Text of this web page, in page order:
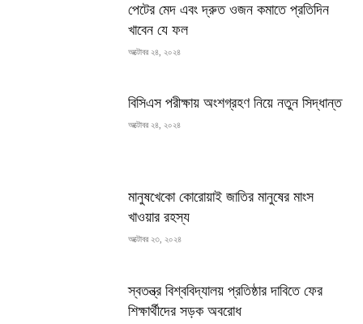
পেটের মেদ এবং দ্রুত ওজন কমাতে প্রতিদিন
খাবেন যে ফল
অক্টোবর ২৪, ২০২৪
বিসিএস পরীক্ষায় অংশগ্রহণ নিয়ে নতুন সিদ্ধান্ত
অক্টোবর ২৪, ২০২৪
মানুষখেকো কোরোয়াই জাতির মানুষের মাংস
খাওয়ার রহস্য
অক্টোবর ২৩, ২০২৪
স্বতন্ত্র বিশ্ববিদ্যালয় প্রতিষ্ঠার দাবিতে ফের
শিক্ষার্থীদের সড়ক অবরোধ